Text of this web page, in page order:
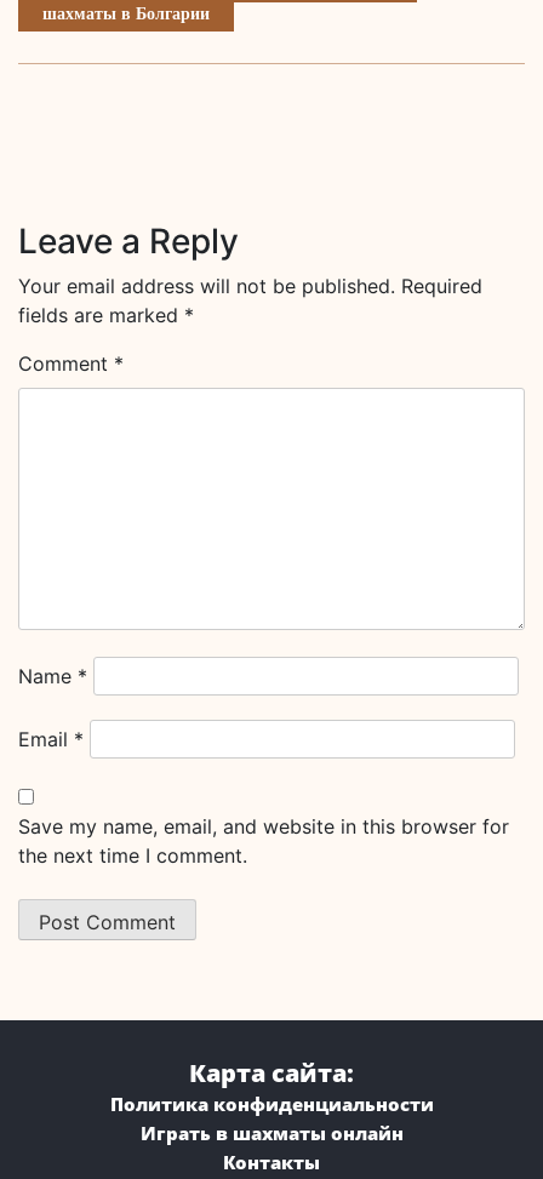
шахматы в Болгарии
Leave a Reply
Your email address will not be published. Required
fields are marked *
Comment *
Name *
Email *
Save my name, email, and website in this browser for
the next time I comment.
Карта сайта:
Политика конфиденциальности
Играть в шахматы онлайн
Контакты